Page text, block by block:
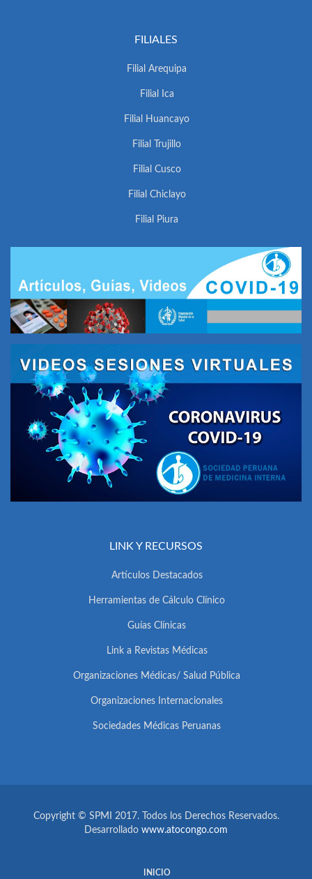
FILIALES
Filial Arequipa
Filial Ica
Filial Huancayo
Filial Trujillo
Filial Cusco
Filial Chiclayo
Filial Piura
LINK Y RECURSOS
Artículos Destacados
Herramientas de Cálculo Clínico
Guías Clínicas
Link a Revistas Médicas
Organizaciones Médicas/ Salud Pública
Organizaciones Internacionales
Sociedades Médicas Peruanas
Copyright © SPMI 2017. Todos los Derechos Reservados.
Desarrollado www.atocongo.com
INICIO